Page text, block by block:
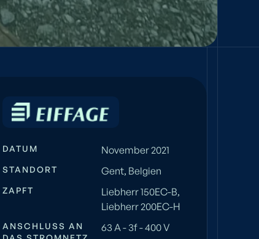
DATUM November 2021
STANDORT Gent, Belgien
ZAPFT
Liebherr 150EC-B,
Liebherr 200EC-H
ANSCHLUSS AN
63 A - 3f - 400 V